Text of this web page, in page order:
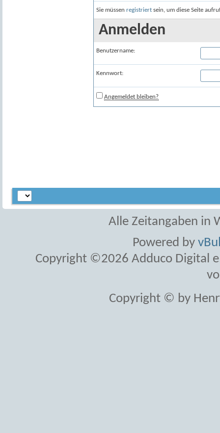
Sie müssen registriert sein, um diese Seite
Anmelden
Benutzername:
Kennwort:
Angemeldet bleiben?
Alle Zeitangaben in
Powered by
Copyright ©2026 Adduco Digital
Copyright © by